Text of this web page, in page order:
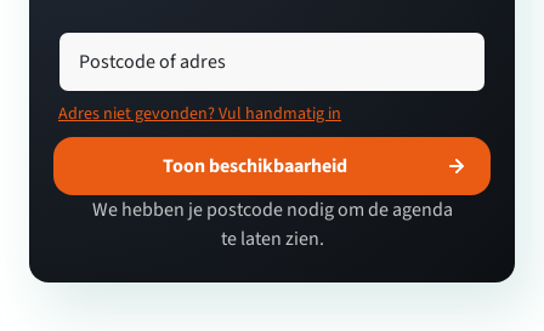
Postcode of adres
Adres niet gevonden? Vul handmatig in
Toon beschikbaarheid
We hebben je postcode nodig om de agenda
te laten zien.